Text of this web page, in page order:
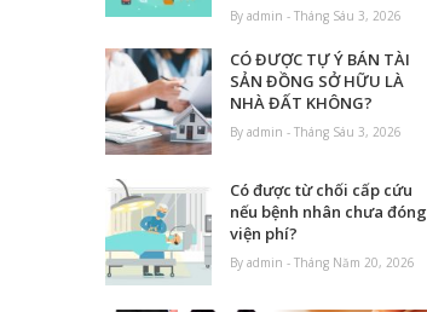
By admin - Tháng Sáu 3, 2026
CÓ ĐƯỢC TỰ Ý BÁN TÀI
SẢN ĐỒNG SỞ HỮU LÀ
NHÀ ĐẤT KHÔNG?
By admin - Tháng Sáu 3, 2026
Có được từ chối cấp cứu
nếu bệnh nhân chưa đóng
viện phí?
By admin - Tháng Năm 20, 2026